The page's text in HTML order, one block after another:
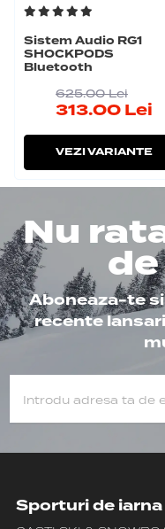
Sistem Audio RG1
SHOCKPODS
Bluetooth
625.00 Lei
313.00Lei
VEZI VARIANTE
Nu
Aboneaza-te
recente
Sporturi de iarna